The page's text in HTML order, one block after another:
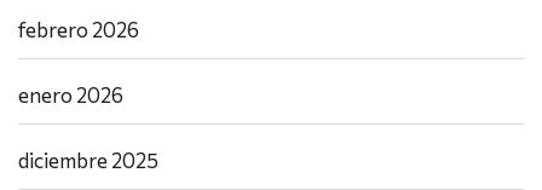
febrero 2026
enero 2026
diciembre 2025